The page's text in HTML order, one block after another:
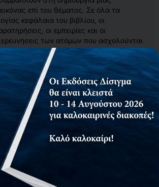
επί του θέματος. Σε όλα τα
κεφάλαια του βιβλίου, οι
οι εμπειρίες και οι
των ατόμων που ασχολούνται
και αποτυπώνονται
φύσης κεφάλαια, για να
ισάξια και αποτελεσματική ανταλλαγή
ΒΙΒΛΙΟ
πλούσια πηγή για τους μελετητές και το
να μάθει για την επικοινωνία μυαλού
τους διαφορετικούς τύπους χορευτικής
και ενσώματη μάθηση, την
την ενσυναίσθηση, αλλά και τις
της κίνησης».
Research Journal
ομάδα συντελεστών προερχόμενων από
περιβάλλοντα παρουσιάζουν μια